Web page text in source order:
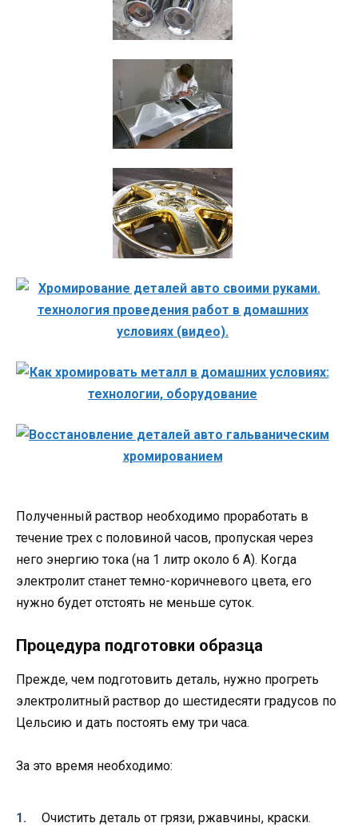
Полученный раствор необходимо проработать в
течение трех с половиной часов, пропуская через
него энергию тока (на 1 литр около 6 А). Когда
электролит станет темно-коричневого цвета, его
нужно будет отстоять не меньше суток.
Процедура подготовки образца
Прежде, чем подготовить деталь, нужно прогреть
электролитный раствор до шестидесяти градусов по
Цельсию и дать постоять ему три часа.
За это время необходимо:
Очистить деталь от грязи, ржавчины, краски.